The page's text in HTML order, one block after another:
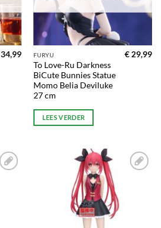
34,99 FURYU
To Love-Ru Darkness
BiCute Bunnies Statue
Momo Belia Deviluke
27 cm
€29,99
LEES VERDER
Toevoegen
verlanglijst